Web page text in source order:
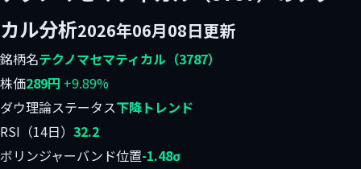
カル分析2026年06月08日更新
銘柄名テクノマセマティカル（3787）
株価289円 +9.89%
ダウ理論ステータス下降トレンド
RSI（14日） 32.2
ボリンジャーバンド位置-1.48σ